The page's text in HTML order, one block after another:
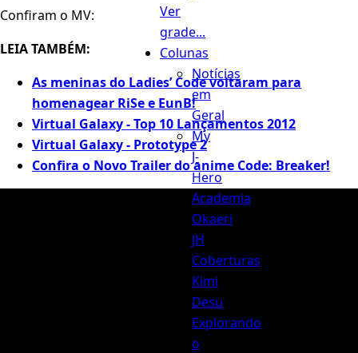
Ver
grade...
Colunas
Notícias
em
Geral
My
J-
Hero
Academia
Okaeri
JH
Coberturas
Kimi
Desu
Explorando
o
Confiram o MV:
LEIA TAMBÉM:
As meninas do Ladies’ Code voltaram para
homenagear RiSe e EunB!
Virtual Galaxy - Top 10 Lançamentos 2012
Virtual Galaxy - Prototype 2
Confira o Novo Trailer do anime Code: Breaker!